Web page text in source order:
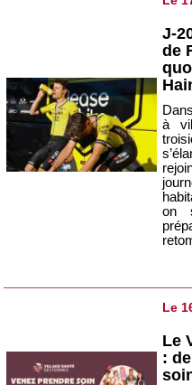
J-
de
à
on
Le
Le
: